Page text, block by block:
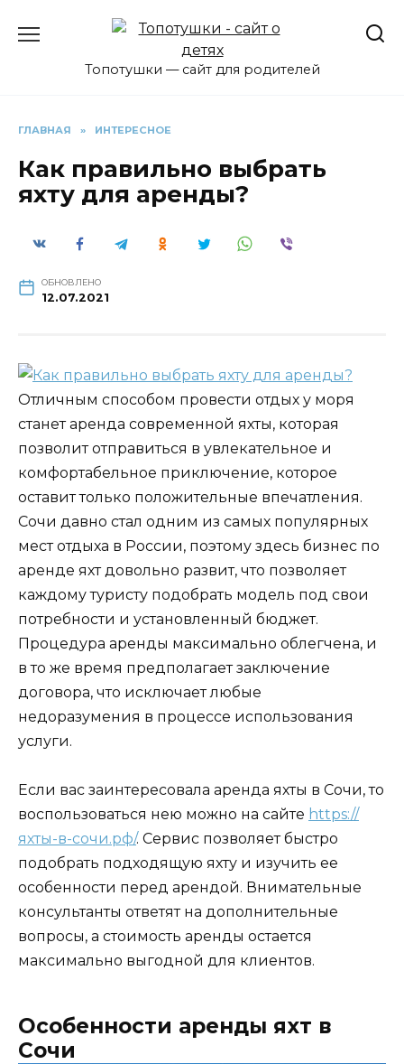
Топотушки — сайт для родителей
ГЛАВНАЯ » ИНТЕРЕСНОЕ
Как правильно выбрать
яхту для аренды?
ОБНОВЛЕНО
12.07.2021
Отличным способом провести отдых у моря
станет аренда современной яхты, которая
позволит отправиться в увлекательное и
комфортабельное приключение, которое
оставит только положительные впечатления.
Сочи давно стал одним из самых популярных
мест отдыха в России, поэтому здесь бизнес по
аренде яхт довольно развит, что позволяет
каждому туристу подобрать модель под свои
потребности и установленный бюджет.
Процедура аренды максимально облегчена, и
в то же время предполагает заключение
договора, что исключает любые
недоразумения в процессе использования
услуги.
Если вас заинтересовала аренда яхты в Сочи, то
воспользоваться нею можно на сайте https://
яхты-в-сочи.рф/. Сервис позволяет быстро
подобрать подходящую яхту и изучить ее
особенности перед арендой. Внимательные
консультанты ответят на дополнительные
вопросы, а стоимость аренды остается
максимально выгодной для клиентов.
Особенности аренды яхт в
Сочи